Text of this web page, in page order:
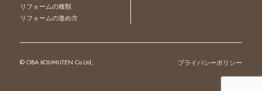
リフォームの種類
リフォームの進め方
© OBA KOUMUTEN Co.Ltd, プライバシーポリシー